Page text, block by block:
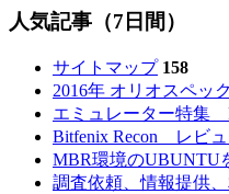
人気記事（7日間）
サイトマップ 158
2016年 オリオスペッ
エミュレーター特集
Bitfenix Recon レビ
MBR環境のUBUNTU
調査依頼、情報提供